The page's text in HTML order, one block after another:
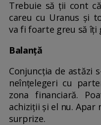
Trebuie să ții cont
careu cu Uranus și
va fi foarte greu să îți
Balanță
Conjuncția de astăzi
neînțelegeri cu
zona financiară.
achiziții și el nu. Apar
surprize.